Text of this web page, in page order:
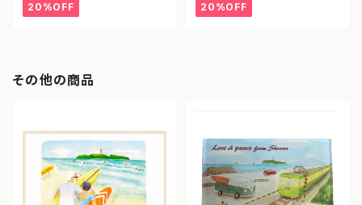
20%OFF 20%OFF
その他の商品